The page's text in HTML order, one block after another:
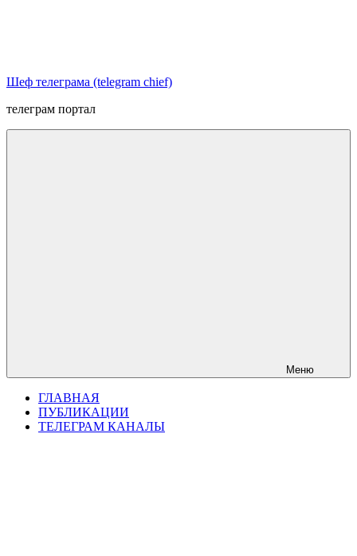
Шеф телеграма (telegram chief)
телеграм портал
Меню
ГЛАВНАЯ
ПУБЛИКАЦИИ
ТЕЛЕГРАМ КАНАЛЫ